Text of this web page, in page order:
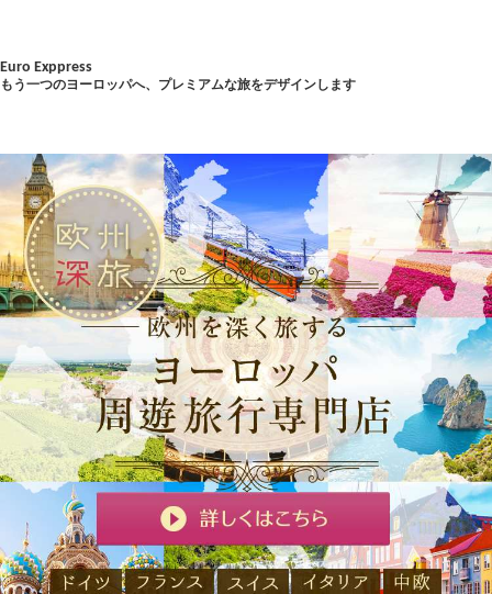
Euro Exppress
もう一つのヨーロッパへ、プレミアムな旅をデザインします